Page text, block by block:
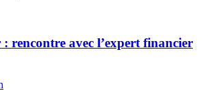
rencontre avec l’expert financier